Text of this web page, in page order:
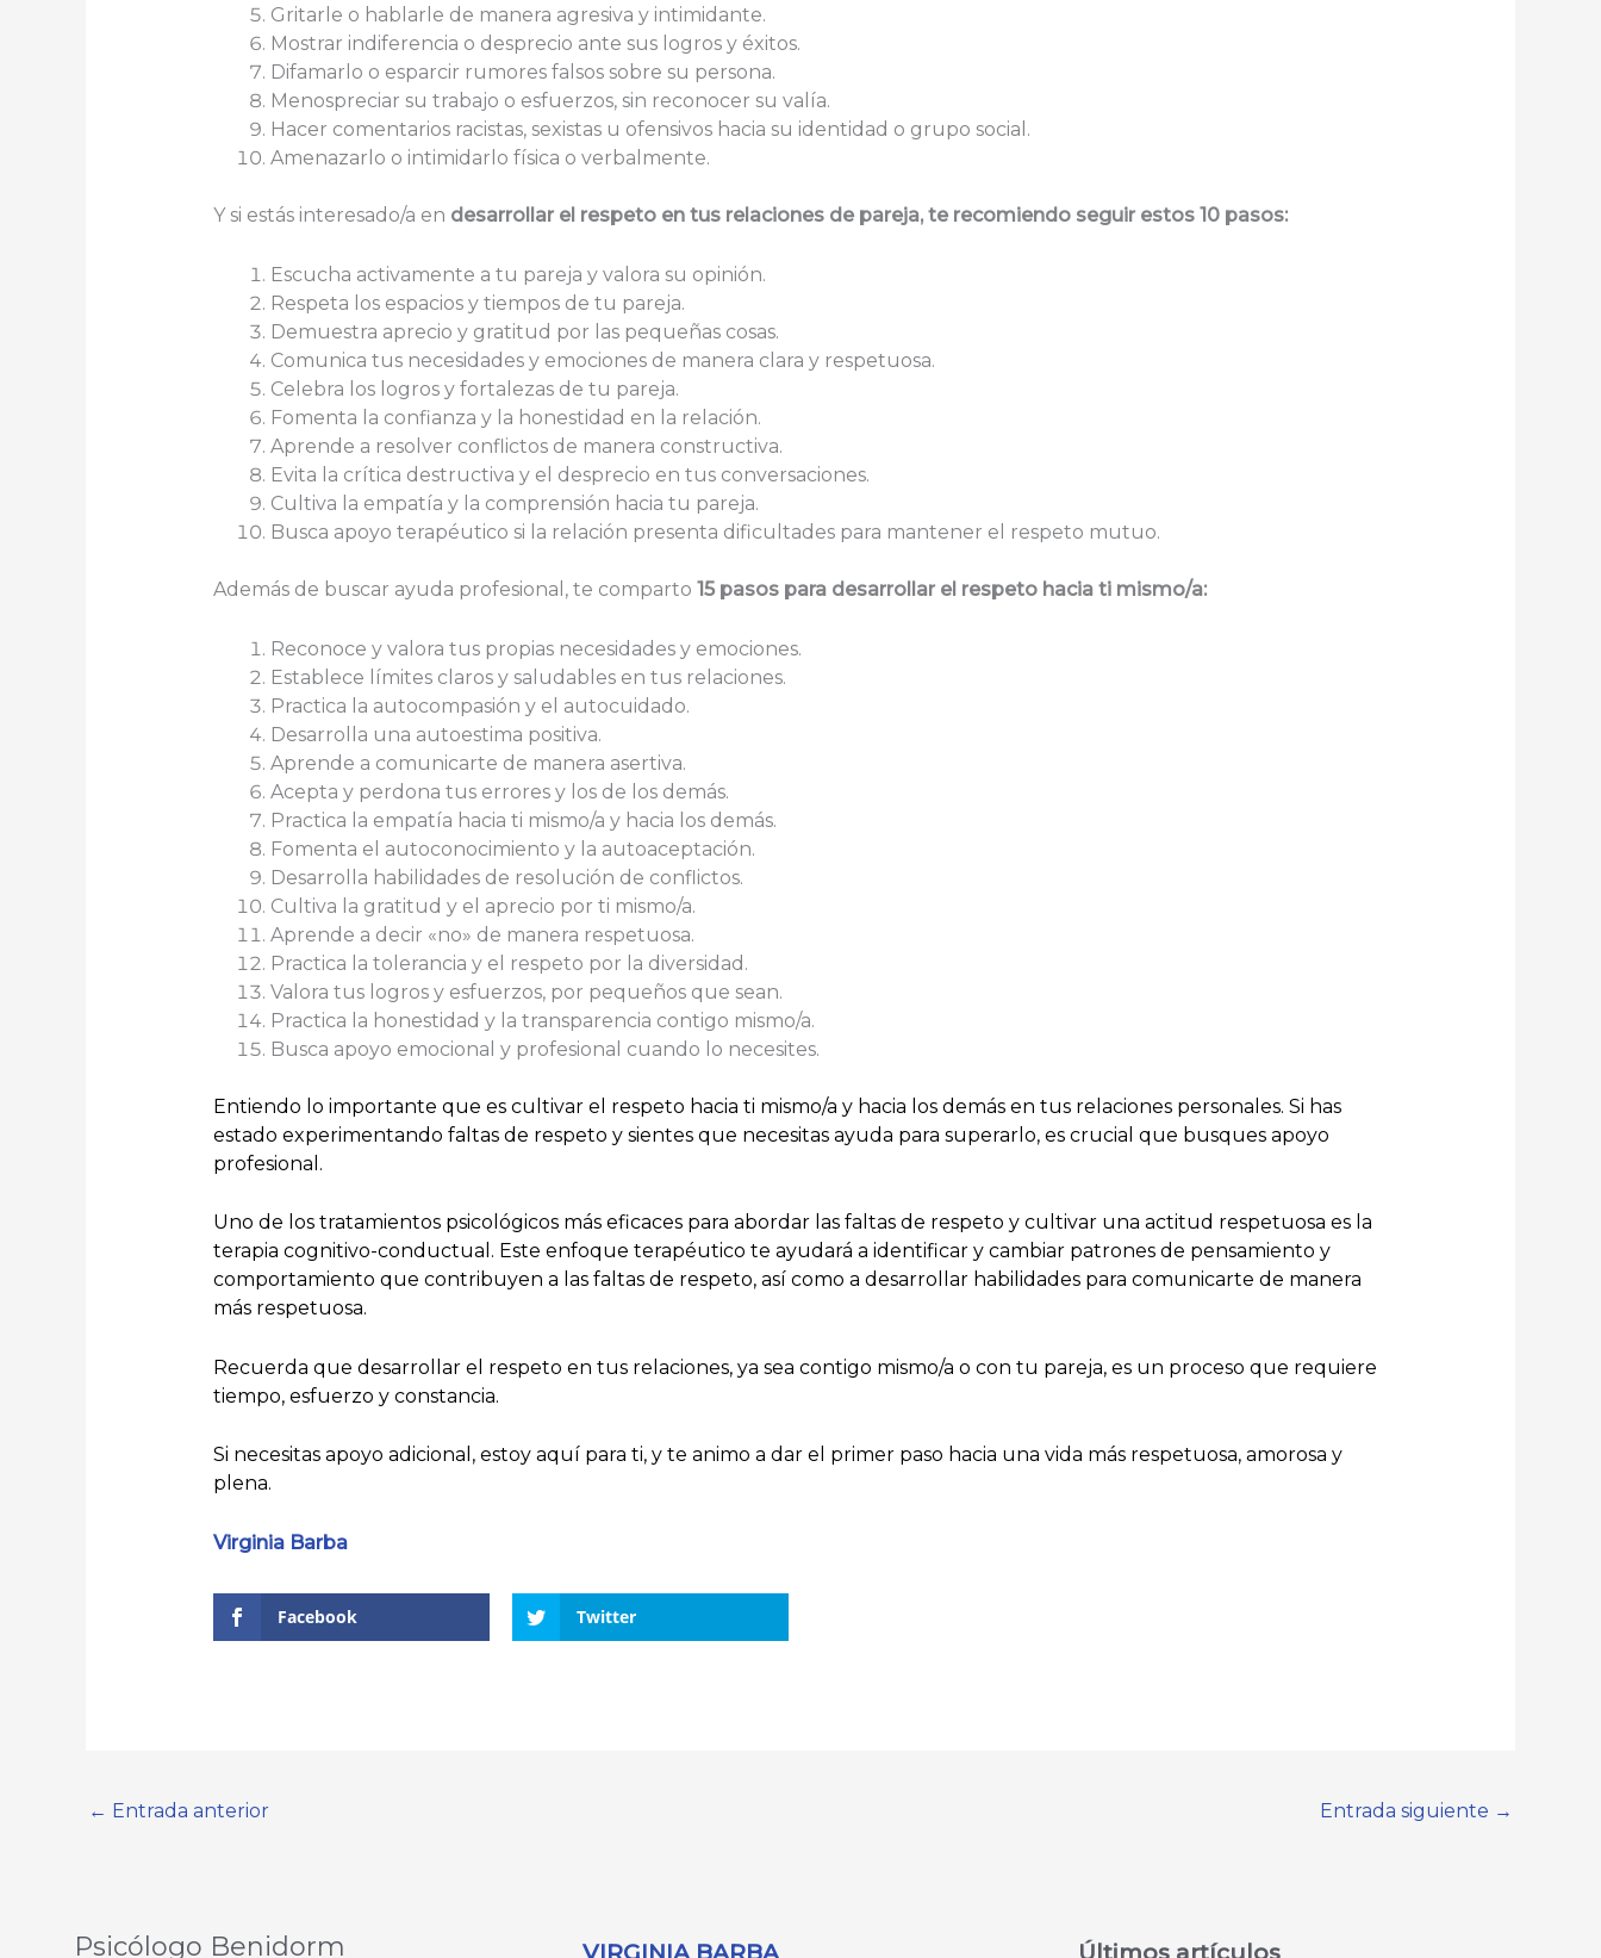
Gritarle o hablarle de manera agresiva y intimidante.
Mostrar indiferencia o desprecio ante sus logros y éxitos.
Difamarlo o esparcir rumores falsos sobre su persona.
Menospreciar su trabajo o esfuerzos, sin reconocer su valía.
Hacer comentarios racistas, sexistas u ofensivos hacia su identidad o grupo social.
Amenazarlo o intimidarlo física o verbalmente.
Y si estás interesado/a en desarrollar el respeto en tus relaciones de pareja, te recomiendoseguir estos 10 pasos:
Escucha activamente a tu pareja y valora su opinión.
Respeta los espacios y tiempos de tu pareja.
Demuestra aprecio y gratitud por las pequeñas cosas.
Comunica tus necesidades y emociones de manera clara y respetuosa.
Celebra los logros y fortalezas de tu pareja.
Fomenta la confianza y la honestidad en la relación.
Aprende a resolver conflictos de manera constructiva.
Evita la crítica destructiva y el desprecio en tus conversaciones.
Cultiva la empatía y la comprensión hacia tu pareja.
Busca apoyo terapéutico si la relación presenta dificultades para mantener el respeto mutuo.
Además de buscar ayuda profesional, te comparto 15 pasos para desarrollar el respeto hacia ti mismo/a:
Reconoce y valora tus propias necesidades y emociones.
Establece límites claros y saludables en tus relaciones.
Practica la autocompasión y el autocuidado.
Desarrolla una autoestima positiva.
Aprende a comunicarte de manera asertiva.
Acepta y perdona tus errores y los de los demás.
Practica la empatía hacia ti mismo/a y hacia los demás.
Fomenta el autoconocimiento y la autoaceptación.
Desarrolla habilidades de resolución de conflictos.
Cultiva la gratitud y el aprecio por ti mismo/a.
Aprende a decir «no» de manera respetuosa.
Practica la tolerancia y el respeto por la diversidad.
Valora tus logros y esfuerzos, por pequeños que sean.
Practica la honestidad y la transparencia contigo mismo/a.
Busca apoyo emocional y profesional cuando lo necesites.
Entiendo lo importante que es cultivar el respeto hacia ti mismo/a y hacia los demás en tus relaciones personales. Si has
estado experimentando faltas de respeto y sientes que necesitas ayuda para superarlo, es crucial que busques apoyo
profesional.
Uno de los tratamientos psicológicos más eficaces para abordar las faltas de respeto y cultivar una actitud respetuosa es la
terapia cognitivo-conductual. Este enfoque terapéutico te ayudará a identificar y cambiar patrones de pensamiento y
comportamiento que contribuyen a las faltas de respeto, así como a desarrollar habilidades para comunicarte de manera
más respetuosa.
Recuerda que desarrollar el respeto en tus relaciones, ya sea contigo mismo/a o con tu pareja, es un proceso que requiere
tiempo, esfuerzo y constancia.
Si necesitas apoyo adicional, estoy aquí para ti, y te animo a dar el primer paso hacia una vida más respetuosa, amorosa y
plena.
Virginia Barba
Facebook Twitter
← Entrada anterior Entrada siguiente →
Psicólogo Benidorm VIRGINIA BARBA Últimos artículos